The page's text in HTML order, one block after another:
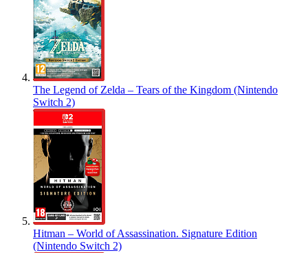
The Legend of Zelda – Tears of the Kingdom (Nintendo
Switch 2)
Hitman – World of Assassination. Signature Edition
(Nintendo Switch 2)